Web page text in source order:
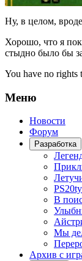
Ну, в целом,
Хорошо, что я
стыдно было бы
You have no rights
Меню
Новости
Форум
Разработка
В
Мы
Архив с